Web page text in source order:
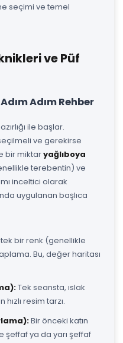
seçimi ve temel
ve Püf
Adım Rehber
ile başlar.
ve gerekirse
bir miktaryağlıboya
terebentin) ve
inceltici olarak
nda uygulanan başlıca
bir renk (genellikle
Bu, değer haritası
Tek seansta, ıslak
resim tarzı.
Bir önceki katın
şeffaf ya da yarı şeffaf